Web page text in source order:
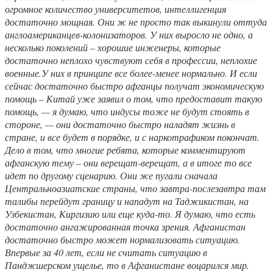
огромное количество университетов, интеллигенция
достаточно мощная. Они ж не просто так выкинули оттуда
англоамериканцев-колонизаторов. У них выросло не одно, а
несколько поколений – хорошие инженеры, которые
достаточно неплохо чувствуют себя в профессии, неплохие
военные.У них в принципе все более-менее нормально. И если
сейчас достаточно быстро афганцы получат экономическую
помощь – Китай уже заявил о том, что предоставит такую
помощь, — я думаю, что индусы тоже не будут стоять в
стороне, — они достаточно быстро наладят жизнь в
стране, и все будет в порядке, и с наркотрафиком покончат.
Дело в том, что многие ребята, которые комментируют
афганскую тему – они верещат-верещат, а в итоге то все
идет по другому сценарию. Они же пугали сначала
Центральноазиатские страны, что завтра-послезавтра там
талибы перейдут границу и нападут на Таджикистан, на
Узбекистан, Киргизию или еще куда-то. Я думаю, что есть
достаточно ангажированная точка зрения. Афганистан
достаточно быстро может нормализовать ситуацию.
Впервые за 40 лет, если не считать ситуацию в
Панджшерском ущелье, то в Афганистане воцарился мир.